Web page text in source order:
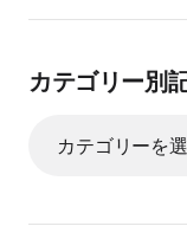
カテゴリー別